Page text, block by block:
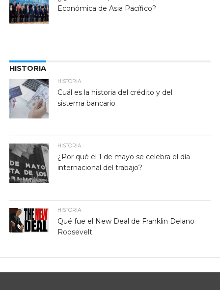
Económica de Asia Pacífico?
HISTORIA
HISTORIA
Cuál es la historia del crédito y del
sistema bancario
HISTORIA
¿Por qué el 1 de mayo se celebra el día
internacional del trabajo?
HISTORIA
Qué fue el New Deal de Franklin Delano
Roosevelt